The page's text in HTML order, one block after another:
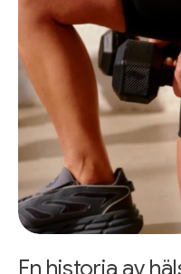
En historia av